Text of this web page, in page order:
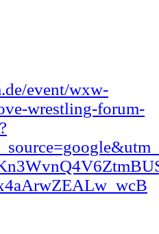
event/wxw-
wrestling-forum-